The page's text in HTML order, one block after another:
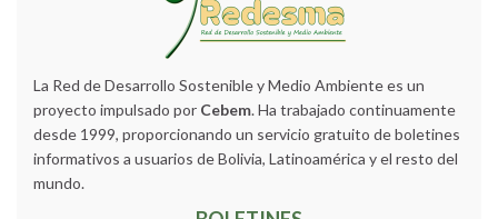
La Red de Desarrollo Sostenible y Medio Ambiente es un
proyecto impulsado por Cebem. Ha trabajado continuamente
desde 1999, proporcionando un servicio gratuito de boletines
informativos a usuarios de Bolivia, Latinoamérica y el resto del
mundo.